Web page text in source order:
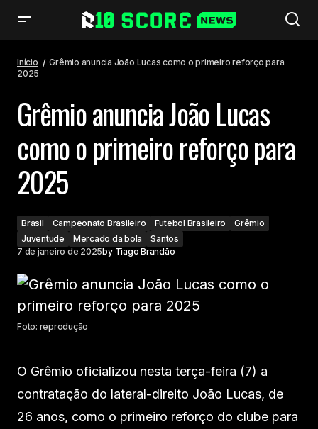
Início
Grêmio anuncia João Lucas como o primeiro reforço para
2025
Grêmio anuncia João Lucas
como o primeiro reforço para
2025
Brasil Campeonato Brasileiro Futebol Brasileiro
Grêmio
Juventude
Mercado da bola
Santos
7 de janeiro de 2025by Tiago Brandão
Foto: reprodução
O Grêmio oficializou nesta terça-feira (7) a
contratação do lateral-direito João Lucas, de
26 anos, como o primeiro reforço do clube para